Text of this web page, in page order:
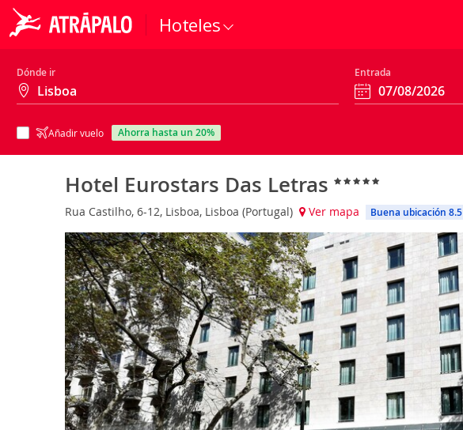
Hoteles
Dónde ir Entrada
Añadir vuelo ahorra hasta un 20%
Hotel Eurostars Das Letras
Rua Castilho, 6-12, Lisboa, Lisboa (Portugal) Ver mapa Buena ubicación 8.5